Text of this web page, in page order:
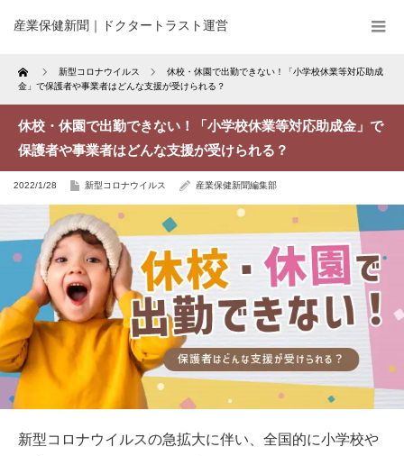
産業保健新聞｜ドクタートラスト運営
Home 新型コロナウイルス
休校・休園で出勤できない！「小学校休業等対応助成
金」で保護者や事業者はどんな支援が受けられる？
休校・休園で出勤できない！「小学校休業等対応助成金」で
保護者や事業者はどんな支援が受けられる？
2022/1/28 新型コロナウイルス 産業保健新聞編集部
新型コロナウイルスの急拡大に伴い、全国的に小学校や